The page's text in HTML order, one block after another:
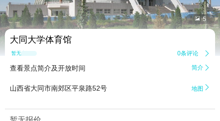
 5
大同大学体育馆
暂无点评 0条评论 
查看景点简介及开放时间 简介 
山西省大同市南郊区平泉路52号 地图 